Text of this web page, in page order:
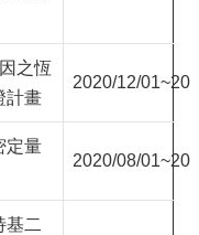
之恆
計畫
2020/12/
定量
2020/08/
基二